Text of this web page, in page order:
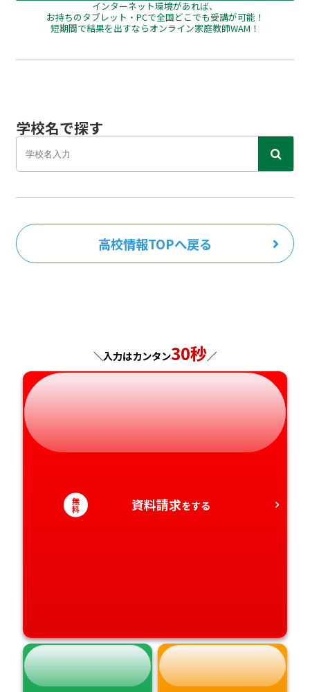
インターネット環境があれば、
お持ちのタブレット・PCで全国どこでも受講が可能！
短期間で結果を出すならオンライン家庭教師WAM！
学校名で探す
高校情報TOPへ戻る
＼入力はカンタン30秒／
無
料 資料請求をする